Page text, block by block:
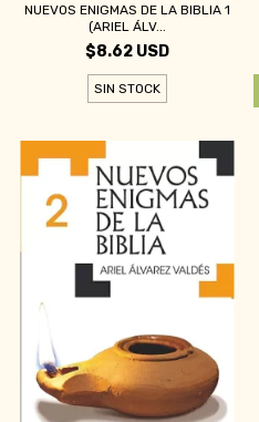
NUEVOS ENIGMAS DE LA BIBLIA 1
(ARIEL ÁLV...
$8.62 USD
SIN STOCK